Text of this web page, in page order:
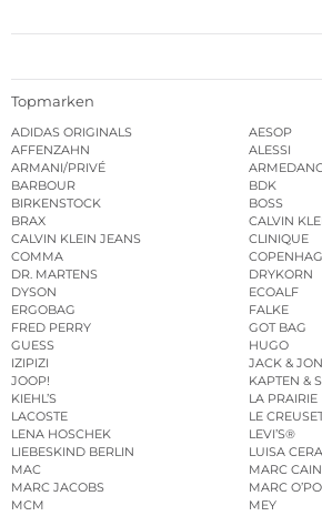
Topmarken
ADIDAS ORIGINALS
AESOP
AFFENZAHN
ALESSI
ARMANI/PRIVÉ
BARBOUR
BDK
BIRKENSTOCK
BOSS
BRAX
CALVIN
CALVIN KLEIN JEANS
CLINIQUE
COMMA
DR. MARTENS
DRYKORN
DYSON
ECOALF
ERGOBAG
FALKE
FRED PERRY
GOT BAG
GUESS
HUGO
IZIPIZI
JACK &
JOOP!
KAPTEN &
KIEHL’S
LA PRAIRIE
LACOSTE
LE
LENA HOSCHEK
LEVI’S®
LIEBESKIND BERLIN
LUISA
MAC
MARC CAIN
MARC JACOBS
MARC
MCM
MEY